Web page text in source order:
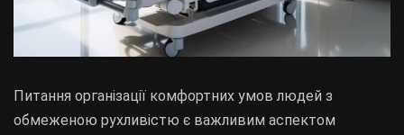
Питання організації комфортних умов людей з
обмеженою рухливістю є важливим аспектом